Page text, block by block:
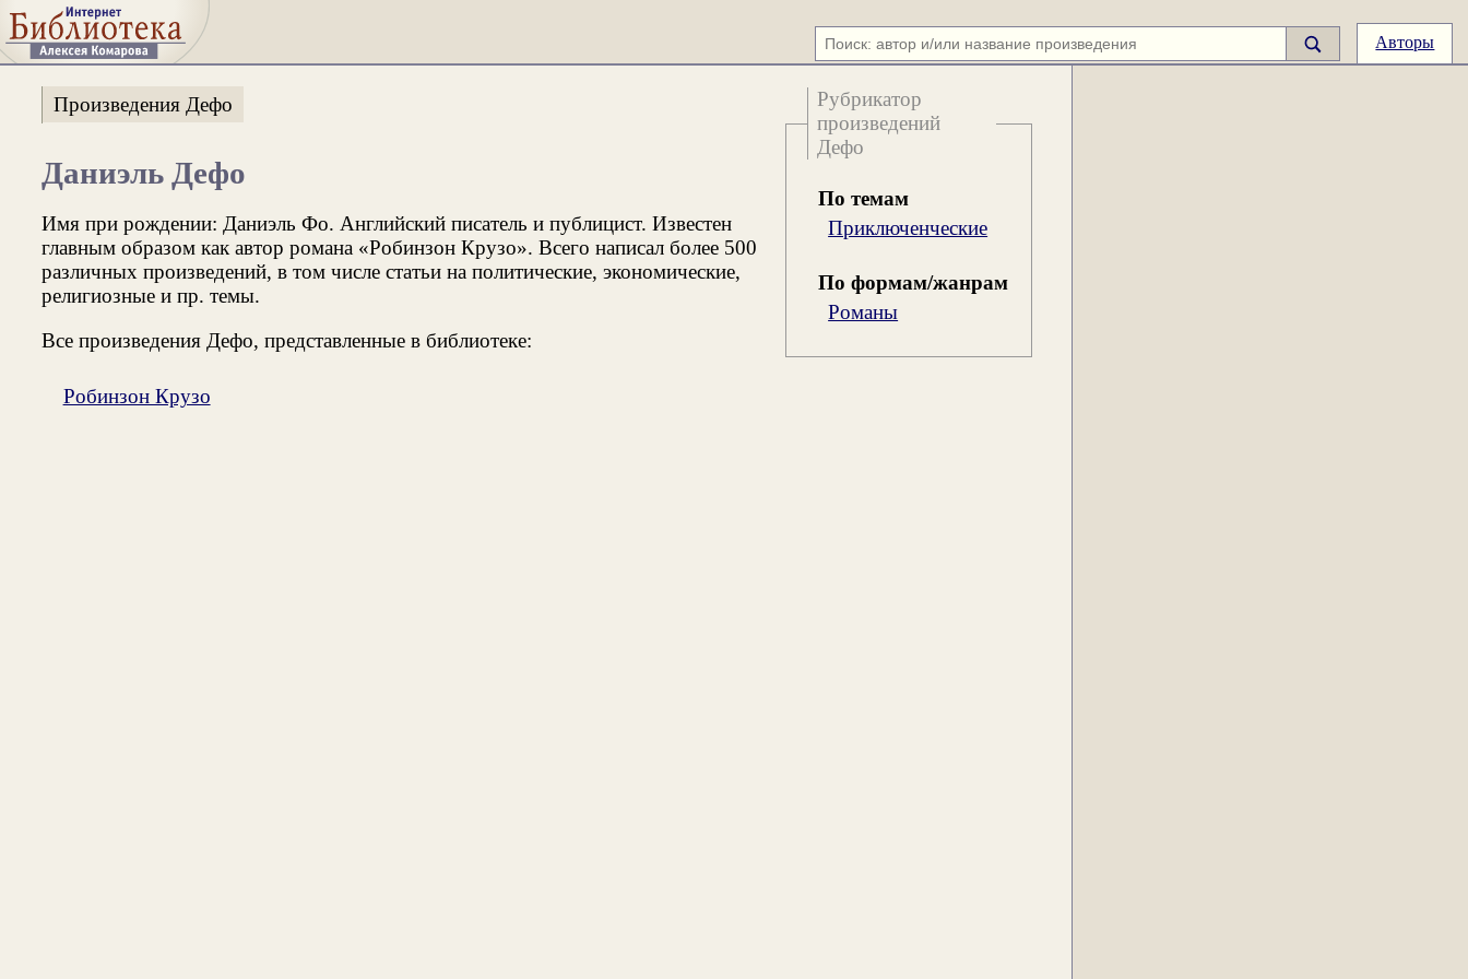
Авторы
Рубрикатор
произведений
Дефо
По темам
Приключенческие
По формам/жанрам
Романы
Произведения Дефо
Даниэль Дефо
Имя при рождении: Даниэль Фо. Английский писатель и публицист. Известен
главным образом как автор романа «Робинзон Крузо». Всего написал более 500
различных произведений, в том числе статьи на политические, экономические,
религиозные и пр. темы.
Все произведения Дефо, представленные в библиотеке:
Робинзон Крузо